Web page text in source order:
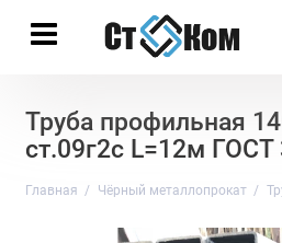
Труба профильная
ст.09г2с L=12м ГОСТ
Главная Чёрный металлопрокат